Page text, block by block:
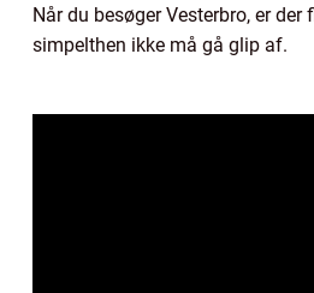
Når du besøger Vesterbro, er der
simpelthen ikke må gå glip af.